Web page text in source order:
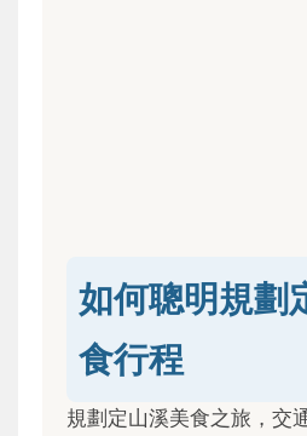
如何聰明規劃
食行程
規劃定山溪美食之旅，交